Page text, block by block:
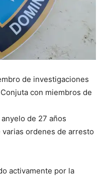
de investigaciones
con miembros de
anyelo de 27 años
ordenes de arresto
activamente por la